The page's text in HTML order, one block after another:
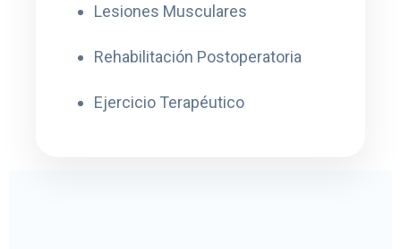
Lesiones Musculares
Rehabilitación Postoperatoria
Ejercicio Terapéutico